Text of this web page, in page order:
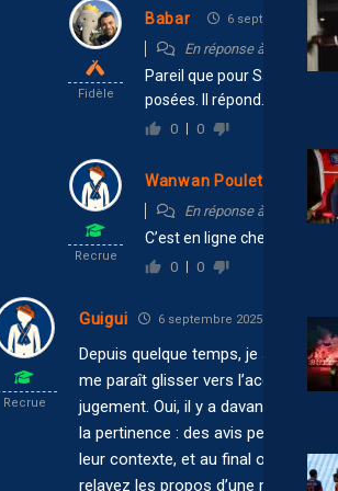
Fidèle
Babar 6 septembre 2025
En réponse à
Pareil que pour Sainte
posées. Il répond.
0 0
Recrue
Wanwan Poulet 6
En réponse à
C’est en ligne chef, juste
0 0
Recrue
Guigui 6 septembre 2025 15:17
Depuis quelque temps, je suis très
me paraît glisser vers l’accroche
jugement. Oui, il y a davantage
la pertinence : des avis personnels
leur contexte, et au final on dit peu
relayez les propos d’une même